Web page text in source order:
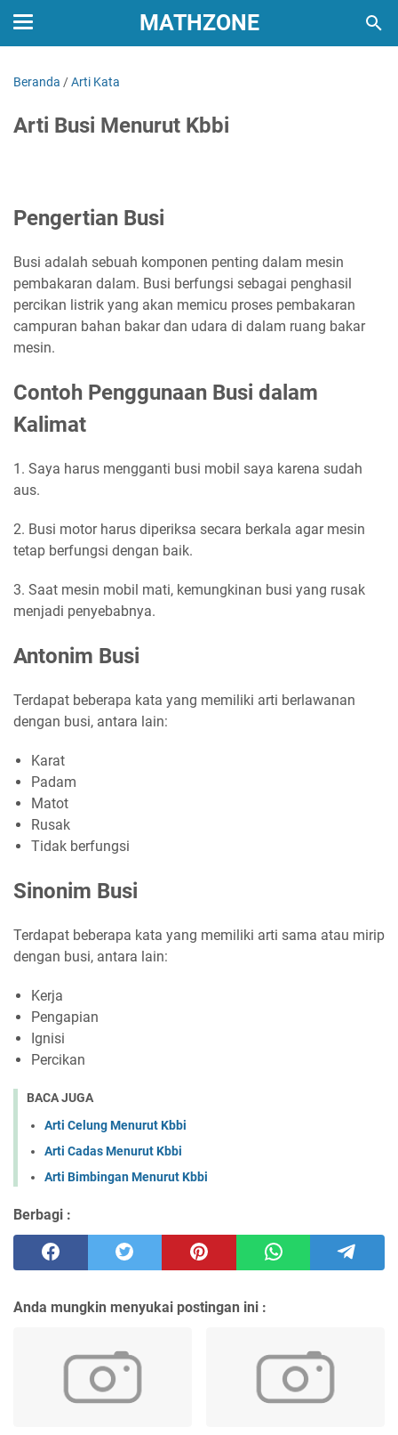
MATHZONE
Beranda /Arti Kata
Arti Busi Menurut Kbbi
Pengertian Busi
Busi adalah sebuah komponen penting dalam mesin
pembakaran dalam. Busi berfungsi sebagai penghasil
percikan listrik yang akan memicu proses pembakaran
campuran bahan bakar dan udara di dalam ruang bakar
mesin.
Contoh Penggunaan Busi dalam
Kalimat
1. Saya harus mengganti busi mobil saya karena sudah
aus.
2. Busi motor harus diperiksa secara berkala agar mesin
tetap berfungsi dengan baik.
3. Saat mesin mobil mati, kemungkinan busi yang rusak
menjadi penyebabnya.
Antonim Busi
Terdapat beberapa kata yang memiliki arti berlawanan
dengan busi, antara lain:
Karat
Padam
Matot
Rusak
Tidak berfungsi
Sinonim Busi
Terdapat beberapa kata yang memiliki arti sama atau mirip
dengan busi, antara lain:
Kerja
Pengapian
Ignisi
Percikan
BACA JUGA
Arti Celung Menurut Kbbi
Arti Cadas Menurut Kbbi
Arti Bimbingan Menurut Kbbi
Berbagi :
Anda mungkin menyukai postingan ini :